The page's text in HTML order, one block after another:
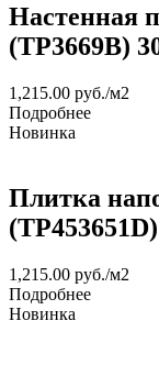
Настенная
(TP3669B)
1,215.00 руб./м2
Подробнее
Новинка
Плитка
1,215.00 руб./м2
Подробнее
Новинка